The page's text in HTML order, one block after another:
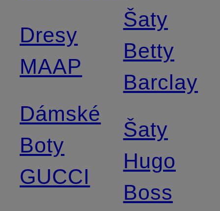
Dresy
MAAP
Dámské
Boty
GUCCI
Šaty
Betty
Barclay
Šaty
Hugo
Boss